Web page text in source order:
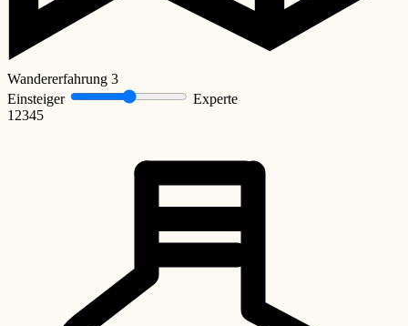
Wandererfahrung 3
Einsteiger
Experte
1 2345